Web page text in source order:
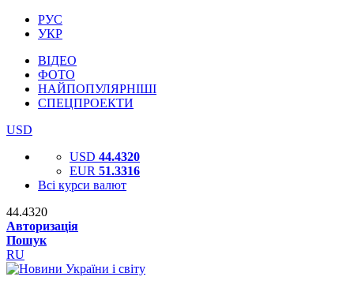
РУС
УКР
ВІДЕО
ФОТО
НАЙПОПУЛЯРНІШІ
СПЕЦПРОЕКТИ
USD
USD 44.4320
EUR 51.3316
Всі курси валют
44.4320
Авторизація
Пошук
RU